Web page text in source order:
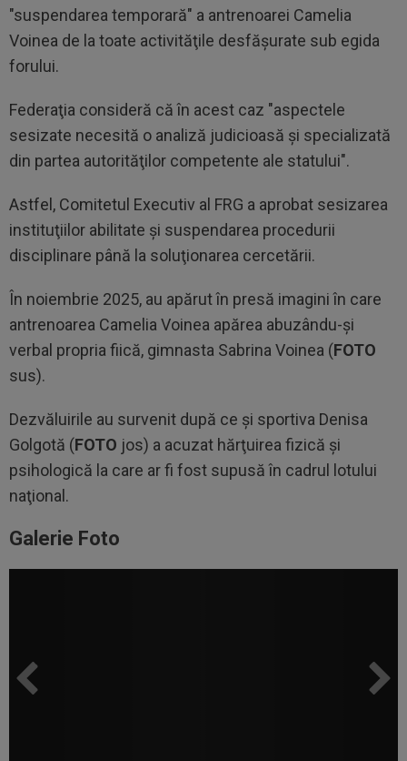
"suspendarea temporară" a antrenoarei Camelia
Voinea de la toate activităţile desfăşurate sub egida
forului.
Federaţia consideră că în acest caz "aspectele
sesizate necesită o analiză judicioasă şi specializată
din partea autorităţilor competente ale statului".
Astfel, Comitetul Executiv al FRG a aprobat sesizarea
instituţiilor abilitate şi suspendarea procedurii
disciplinare până la soluţionarea cercetării.
În noiembrie 2025, au apărut în presă imagini în care
antrenoarea Camelia Voinea apărea abuzându-şi
verbal propria fiică, gimnasta Sabrina Voinea (FOTO
sus).
Dezvăluirile au survenit după ce şi sportiva Denisa
Golgotă (FOTO jos) a acuzat hărţuirea fizică şi
psihologică la care ar fi fost supusă în cadrul lotului
naţional.
Galerie Foto